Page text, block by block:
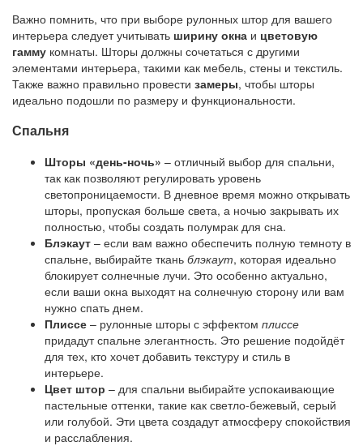
Важно помнить, что при выборе рулонных штор для вашего
интерьера следует учитывать ширину окна и цветовую
гамму комнаты. Шторы должны сочетаться с другими
элементами интерьера, такими как мебель, стены и текстиль.
Также важно правильно провести замеры, чтобы шторы
идеально подошли по размеру и функциональности.
Спальня
Шторы «день-ночь» – отличный выбор для спальни,
так как позволяют регулировать уровень
светопроницаемости. В дневное время можно открывать
шторы, пропуская больше света, а ночью закрывать их
полностью, чтобы создать полумрак для сна.
Блэкаут – если вам важно обеспечить полную темноту в
спальне, выбирайте ткань блэкаут, которая идеально
блокирует солнечные лучи. Это особенно актуально,
если ваши окна выходят на солнечную сторону или вам
нужно спать днем.
Плиссе – рулонные шторы с эффектом плиссе
придадут спальне элегантность. Это решение подойдёт
для тех, кто хочет добавить текстуру и стиль в
интерьере.
Цвет штор – для спальни выбирайте успокаивающие
пастельные оттенки, такие как светло-бежевый, серый
или голубой. Эти цвета создадут атмосферу спокойствия
и расслабления.